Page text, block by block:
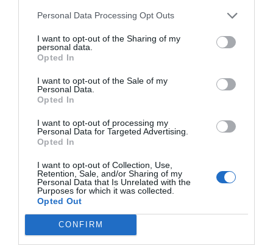
Personal Data Processing Opt Outs
I want to opt-out of the Sharing of my
personal data.
Opted In
I want to opt-out of the Sale of my
Personal Data.
Opted In
I want to opt-out of processing my
Personal Data for Targeted Advertising.
Opted In
I want to opt-out of Collection, Use,
Retention, Sale, and/or Sharing of my
Personal Data that Is Unrelated with the
Purposes for which it was collected.
Opted Out
CONFIRM
Enormes minucias
Nokia, Ericsson... Huawei: lo que importan
son las patentes
Eulogio López